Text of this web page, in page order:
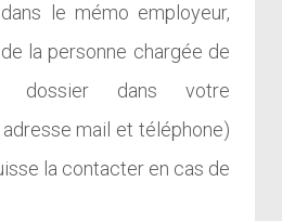
le mémo employeur,
la personne chargée de
dossier dans votre
mail et téléphone)
la contacter en cas de